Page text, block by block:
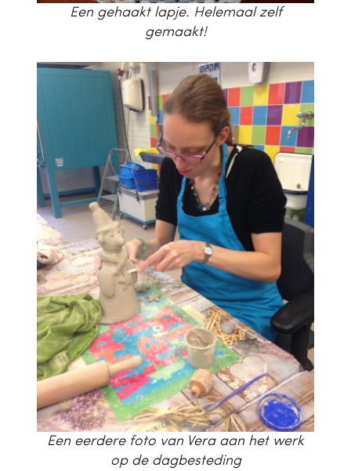
Een gehaakt lapje. Helemaal zelf
gemaakt!
Een eerdere foto van Vera aan het werk
op de dagbesteding